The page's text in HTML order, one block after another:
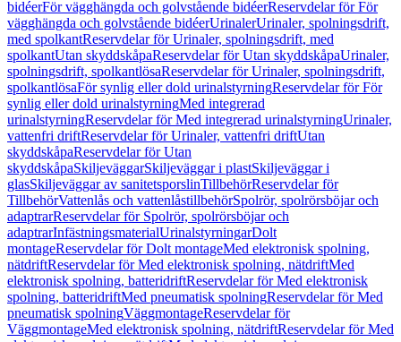
bidéerFör vägghängda och golvstående bidéerReservdelar för För
vägghängda och golvstående bidéerUrinalerUrinaler, spolningsdrift,
med spolkantReservdelar för Urinaler, spolningsdrift, med
spolkantUtan skyddskåpaReservdelar för Utan skyddskåpaUrinaler,
spolningsdrift, spolkantlösaReservdelar för Urinaler, spolningsdrift,
spolkantlösaFör synlig eller dold urinalstyrningReservdelar för För
synlig eller dold urinalstyrningMed integrerad
urinalstyrningReservdelar för Med integrerad urinalstyrningUrinaler,
vattenfri driftReservdelar för Urinaler, vattenfri driftUtan
skyddskåpaReservdelar för Utan
skyddskåpaSkiljeväggarSkiljeväggar i plastSkiljeväggar i
glasSkiljeväggar av sanitetsporslinTillbehörReservdelar för
TillbehörVattenlås och vattenlåstillbehörSpolrör, spolrörsböjar och
adaptrarReservdelar för Spolrör, spolrörsböjar och
adaptrarInfästningsmaterialUrinalstyrningarDolt
montageReservdelar för Dolt montageMed elektronisk spolning,
nätdriftReservdelar för Med elektronisk spolning, nätdriftMed
elektronisk spolning, batteridriftReservdelar för Med elektronisk
spolning, batteridriftMed pneumatisk spolningReservdelar för Med
pneumatisk spolningVäggmontageReservdelar för
VäggmontageMed elektronisk spolning, nätdriftReservdelar för Med